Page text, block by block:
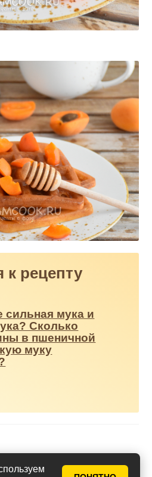
к рецепту
сильная мука и
Сколько
в пшеничной
муку